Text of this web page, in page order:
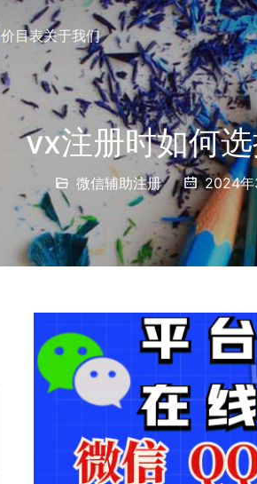
价目表关于我们
vx注册时如何
微信辅助注册 2024年